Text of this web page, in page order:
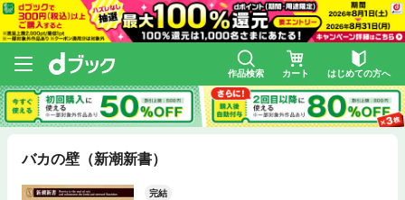
作品検索 カート はじめての方へ
バカの壁（新潮新書）
完結